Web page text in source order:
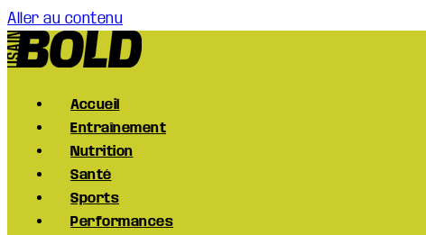
Aller au contenu
Accueil
Entraînement
Nutrition
Santé
Sports
Performances